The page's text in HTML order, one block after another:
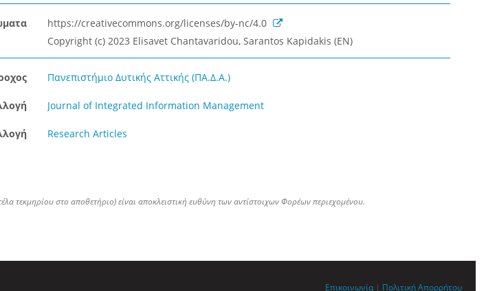
https://creativecommons.org/licenses/by-nc/4.0
Copyright (c) 2023 Elisavet Chantavaridou, Sarantos Kapidakis (EN)
Πανεπιστήμιο Δυτικής Αττικής (ΠΑ.Δ.Α.)
Journal of Integrated Information Management
Research Articles
τεκμηρίου στο αποθετήριο) είναι αποκλειστική ευθύνη των αντίστοιχων Φορέων περιεχομένου.
Επικοινωνία | Πολιτική Απορρήτου